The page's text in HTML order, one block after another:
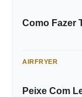
Como Fazer
AIRFRYER
Peixe Com